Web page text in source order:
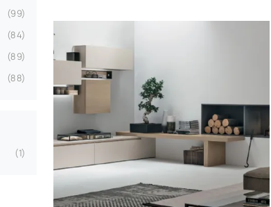
99
84
89
88
1